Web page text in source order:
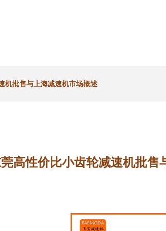
机批售与上海减速机市场概述
高性价比小齿轮减速机批售